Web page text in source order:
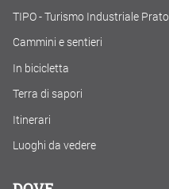
TIPO - Turismo Industriale Prato
Cammini e sentieri
In bicicletta
Terra di sapori
Itinerari
Luoghi da vedere